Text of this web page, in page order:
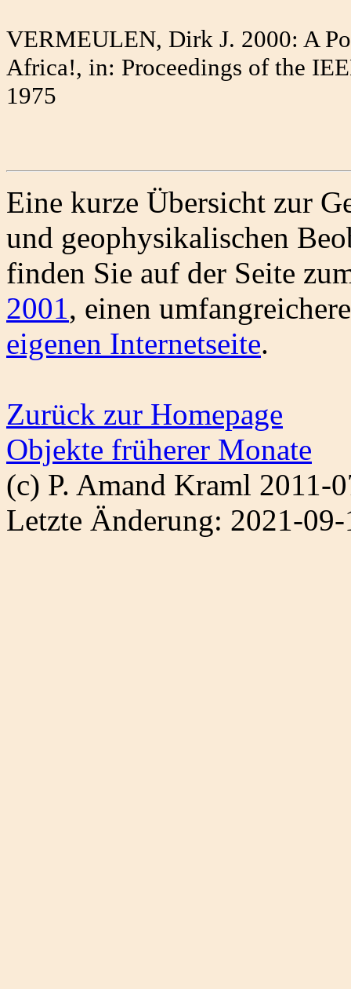
VERMEULEN, Dirk J. 2000: A
Africa!, in: Proceedings of the
1975
Eine kurze Übersicht zur
und geophysikalischen
finden Sie auf der Seite
2001, einen
eigenen Internetseite.
Zurück zur Homepage
Objekte früherer Monate
(c) P. Amand Kraml 2011-
Letzte Änderung: 2021-